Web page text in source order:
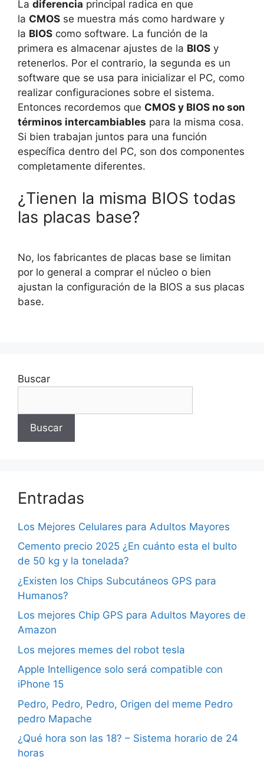
La diferencia principal radica en que
la CMOS se muestra más como hardware y
la BIOS como software. La función de la
primera es almacenar ajustes de la BIOS y
retenerlos. Por el contrario, la segunda es un
software que se usa para inicializar el PC, como
realizar configuraciones sobre el sistema.
Entonces recordemos que CMOS y BIOS no son
términos intercambiables para la misma cosa.
Si bien trabajan juntos para una función
específica dentro del PC, son dos componentes
completamente diferentes.
¿Tienen la misma BIOS todas
las placas base?
No, los fabricantes de placas base se limitan
por lo general a comprar el núcleo o bien
ajustan la configuración de la BIOS a sus placas
base.
Buscar
Buscar
Entradas
Los Mejores Celulares para Adultos Mayores
Cemento precio 2025 ¿En cuánto esta el bulto
de 50 kg y la tonelada?
¿Existen los Chips Subcutáneos GPS para
Humanos?
Los mejores Chip GPS para Adultos Mayores de
Amazon
Los mejores memes del robot tesla
Apple Intelligence solo será compatible con
iPhone 15
Pedro, Pedro, Pedro, Origen del meme Pedro
pedro Mapache
¿Qué hora son las 18? – Sistema horario de 24
horas